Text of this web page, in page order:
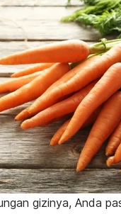
gizinya, Anda